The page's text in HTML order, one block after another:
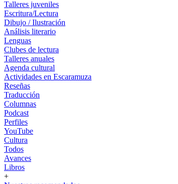
Talleres juveniles
Escritura/Lectura
Dibujo / Ilustración
Análisis literario
Lenguas
Clubes de lectura
Talleres anuales
Agenda cultural
Actividades en Escaramuza
Reseñas
Traducción
Columnas
Podcast
Perfiles
YouTube
Cultura
Todos
Avances
Libros
+